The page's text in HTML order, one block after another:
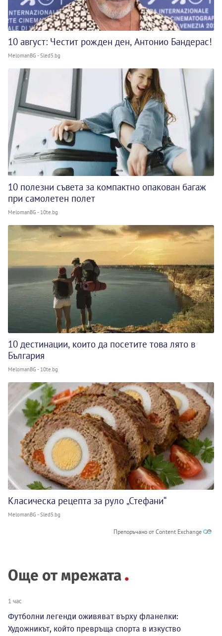
10 август: Честит рожден ден, Антонио Бандерас!
MelomanBG - Sled5.bg
10 полезни съвета за компактно опакован багаж
при самолетен полет
MelomanBG - 10te.bg
10 дестинации, които да посетите това лято в
България
MelomanBG - 10te.bg
Класическа рецепта за руло „Стефани“
MelomanBG - Sled5.bg
Препоръчано от Content Exchange
Още от мрежата
1 час
Футболни легенди оживяват върху фланелки:
Художникът, който превръща спорта в изкуство